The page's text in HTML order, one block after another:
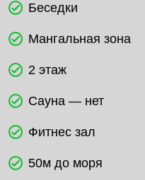
Беседки
Мангальная зона
2 этаж
Сауна — нет
Фитнес зал
50м до моря